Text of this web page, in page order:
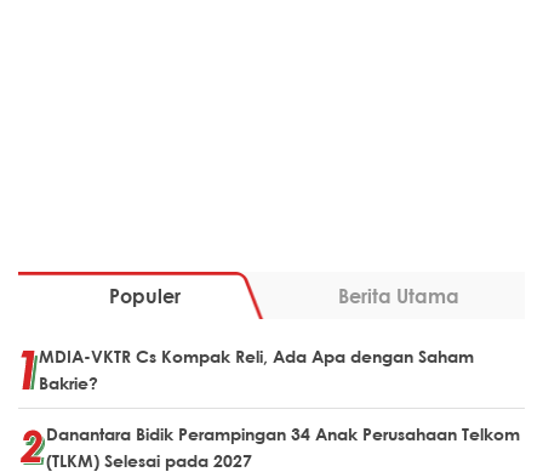
Populer Berita Utama
MDIA-VKTR Cs Kompak Reli, Ada Apa dengan Saham
Bakrie?
Danantara Bidik Perampingan 34 Anak Perusahaan Telkom
(TLKM) Selesai pada 2027